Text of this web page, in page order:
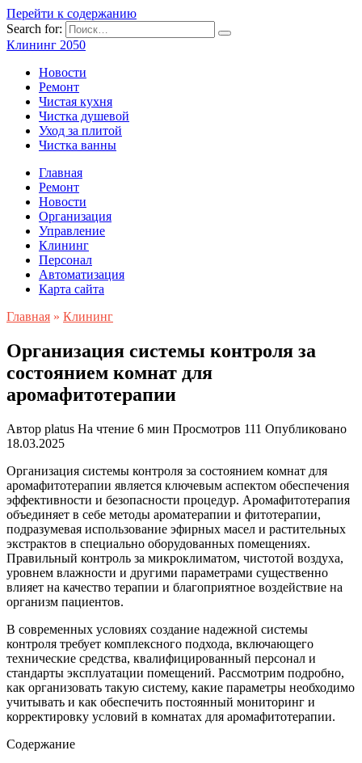
Перейти к содержанию
Search for:
Клининг 2050
Новости
Ремонт
Чистая кухня
Чистка душевой
Уход за плитой
Чистка ванны
Главная
Ремонт
Новости
Организация
Управление
Клининг
Персонал
Автоматизация
Карта сайта
Главная » Клининг
Организация системы контроля за
состоянием комнат для
аромафитотерапии
Автор platus На чтение 6 мин Просмотров 111 Опубликовано
18.03.2025
Организация системы контроля за состоянием комнат для
аромафитотерапии является ключевым аспектом обеспечения
эффективности и безопасности процедур. Аромафитотерапия
объединяет в себе методы ароматерапии и фитотерапии,
подразумевая использование эфирных масел и растительных
экстрактов в специально оборудованных помещениях.
Правильный контроль за микроклиматом, чистотой воздуха,
уровнем влажности и другими параметрами существенно
влияет на качество терапии и благоприятное воздействие на
организм пациентов.
В современных условиях создание надежной системы
контроля требует комплексного подхода, включающего
технические средства, квалифицированный персонал и
стандарты эксплуатации помещений. Рассмотрим подробно,
как организовать такую систему, какие параметры необходимо
учитывать и как обеспечить постоянный мониторинг и
корректировку условий в комнатах для аромафитотерапии.
Содержание